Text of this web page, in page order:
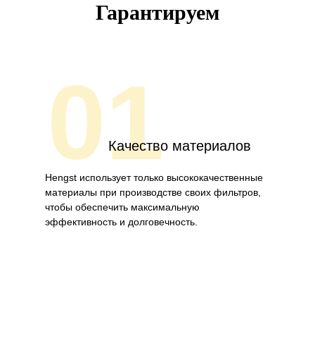
Гарантируем
01Качество материалов
Hengst использует только высококачественные
материалы при производстве своих фильтров,
чтобы обеспечить максимальную
эффективность и долговечность.